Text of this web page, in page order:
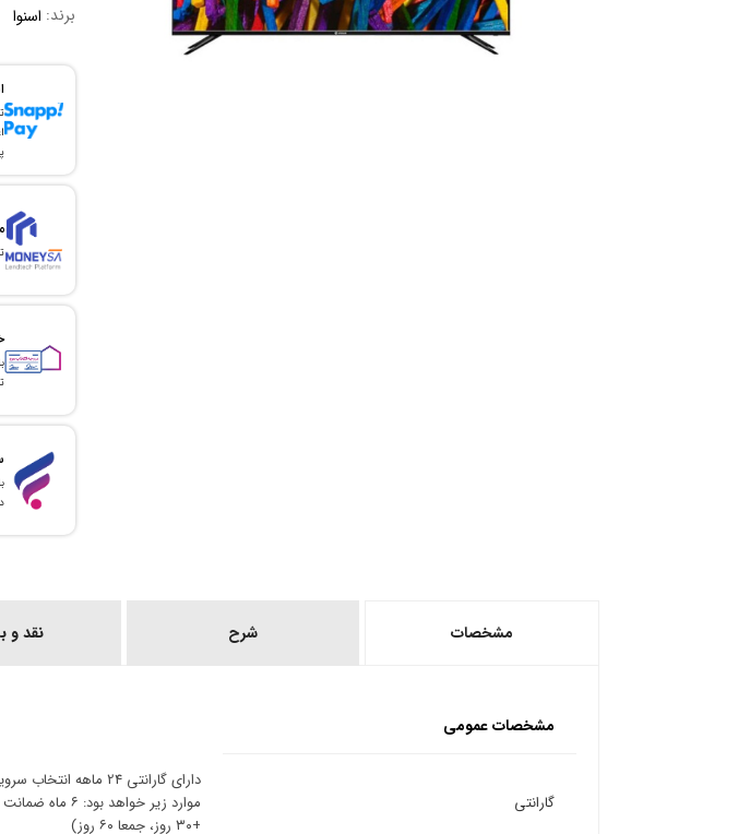
برند: اسنوا
تا ۳۰۰ میلیون تومان
مشخصات شرح نقد و
مشخصات عمومی
گارانتی
دارای گارانتی 24
+۳۰ روز، جمعا ۶۰ روز)